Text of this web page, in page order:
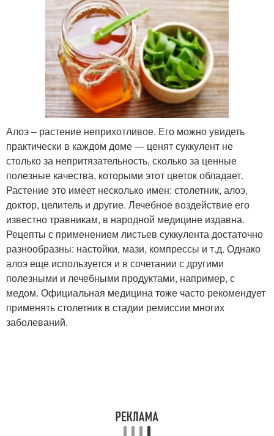
Алоэ – растение неприхотливое. Его можно увидеть
практически в каждом доме — ценят суккулент не
столько за непритязательность, сколько за ценные
полезные качества, которыми этот цветок обладает.
Растение это имеет несколько имен: столетник, алоэ,
доктор, целитель и другие. Лечебное воздействие его
известно травникам, в народной медицине издавна.
Рецепты с применением листьев суккулента достаточно
разнообразны: настойки, мази, компрессы и т.д. Однако
алоэ еще используется и в сочетании с другими
полезными и лечебными продуктами, например, с
медом. Официальная медицина тоже часто рекомендует
применять столетник в стадии ремиссии многих
заболеваний.